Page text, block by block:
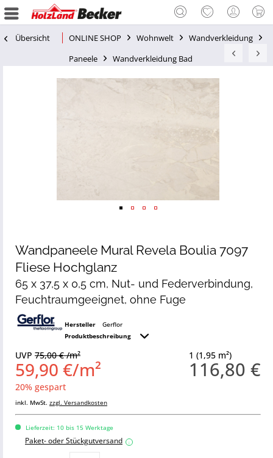
Übersicht ONLINE SHOP Wohnwelt
Wandverkleidung
Paneele
Wandverkleidung Bad
Wandpaneele Mural Revela Boulia 7097
Fliese Hochglanz
65 x 37,5 x 0,5 cm, Nut- und Federverbindung,
Feuchtraumgeeignet, ohne Fuge
Hersteller
Gerflor
Produktbeschreibung
1 (1,95 m²)
116,80 €
UVP 75,00 € /m²
59,90 €/m²
20% gespart
inkl. MwSt. zzgl. Versandkosten
Lieferzeit: 10 bis 15 Werktage
Paket- oder Stückgutversand i